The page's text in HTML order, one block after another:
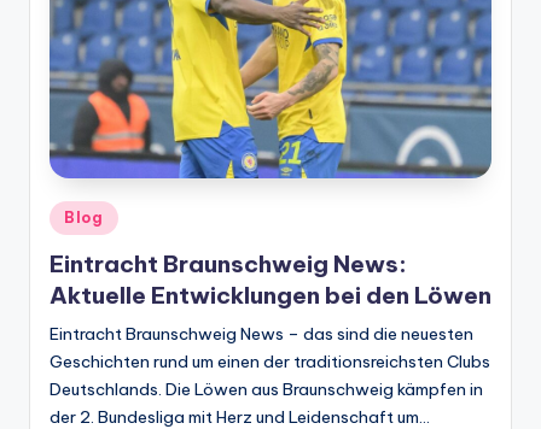
Posted
in
Blog
Eintracht Braunschweig News:
Aktuelle Entwicklungen bei den Löwen
Eintracht Braunschweig News – das sind die neuesten
Geschichten rund um einen der traditionsreichsten Clubs
Deutschlands. Die Löwen aus Braunschweig kämpfen in
der 2. Bundesliga mit Herz und Leidenschaft um…